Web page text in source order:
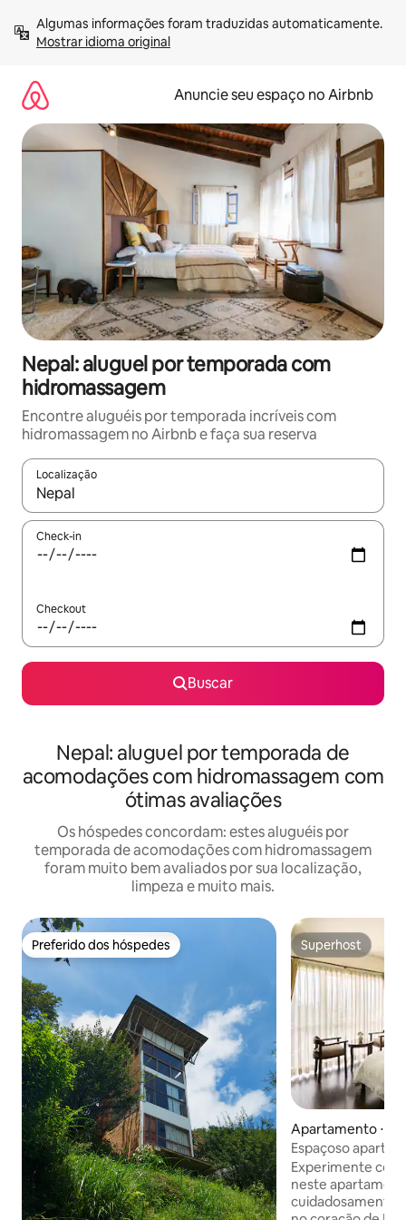
para
Mostrar idioma original
Anuncie seu espaço no Airbnb
Nepal: aluguel por temporada com
hidromassagem
Encontre aluguéis por temporada incríveis com
hidromassagem no Airbnb e faça sua reserva
Localização
Quando os resultados estiverem disponíveis, explore-os
Check-in
Checkout
Buscar
Nepal: aluguel por temporada de
acomodações com hidromassagem com
ótimas avaliações
Os hóspedes concordam: estes aluguéis por
temporada de acomodações com hidromassagem
foram muito bem avaliados por sua localização,
limpeza e muito mais.
Preferido dos hóspedes
Preferido dos hóspedes Superhost
Superhost
Apartamento ⋅
Espaçoso
sauna, jacuzzi e
Experimente
neste
cuidadosamente